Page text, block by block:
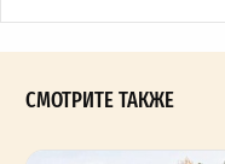
СМОТРИТЕ ТАКЖЕ